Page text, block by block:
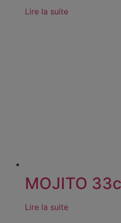
Lire la suite
MOJITO
Lire la suite